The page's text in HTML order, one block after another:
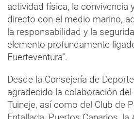
actividad física, la convivencia
directo con el medio marino,
la responsabilidad y la
elemento profundamente
Fuerteventura”.
Desde la Consejería de
agradecido la colaboración
Tuineje, así como del Club de